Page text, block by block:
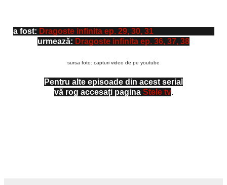
a fost: Dragoste infinita ep. 29, 30, 31
urmează: Dragoste infinita ep. 36, 37, 38
sursa foto: capturi video de pe youtube
Pentru alte episoade din acest serial
vă rog accesați pagina Stele tv.